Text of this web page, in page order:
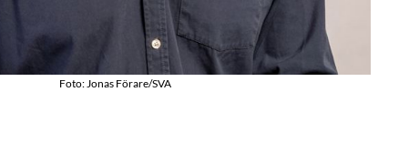
Foto: Jonas Förare/SVA